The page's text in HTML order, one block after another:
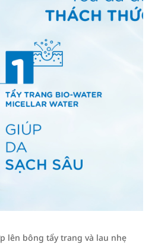
lên bông tẩy trang và lau nhẹ